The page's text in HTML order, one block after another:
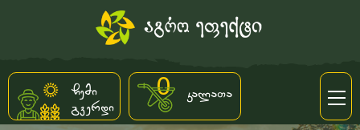
ჩემი
გვერდი
კალათა
0